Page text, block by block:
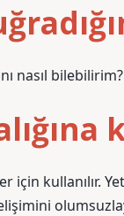
nasıl bilebilirim?
kullanılır.